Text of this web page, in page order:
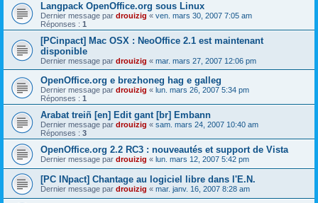
Langpack OpenOffice.org sous Linux
Dernier message par drouizig « ven. mars 30, 2007 7:05 am
Réponses : 1
[PCinpact] Mac OSX : NeoOffice 2.1 est maintenant
disponible
Dernier message par drouizig « mar. mars 27, 2007 12:06 pm
OpenOffice.org e brezhoneg hag e galleg
Dernier message par drouizig « lun. mars 26, 2007 5:34 pm
Réponses : 1
Arabat treiñ [en] Edit gant [br] Embann
Dernier message par drouizig « sam. mars 24, 2007 10:40 am
Réponses : 3
OpenOffice.org 2.2 RC3 : nouveautés et support de Vista
Dernier message par drouizig « lun. mars 12, 2007 5:42 pm
[PC INpact] Chantage au logiciel libre dans l'E.N.
Dernier message par drouizig « mar. janv. 16, 2007 8:28 am